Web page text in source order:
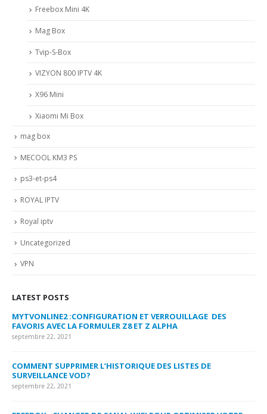
Freebox Mini 4K
Mag Box
Tvip-S-Box
VIZYON 800 IPTV 4K
X96 Mini
Xiaomi Mi Box
mag box
MECOOL KM3 PS
ps3-et-ps4
ROYAL IPTV
Royal iptv
Uncategorized
VPN
LATEST POSTS
MYTVONLINE2 :CONFIGURATION ET VERROUILLAGE DES
FAVORIS AVEC LA FORMULER Z8 ET Z ALPHA
septembre 22, 2021
COMMENT SUPPRIMER L’HISTORIQUE DES LISTES DE
SURVEILLANCE VOD?
septembre 22, 2021